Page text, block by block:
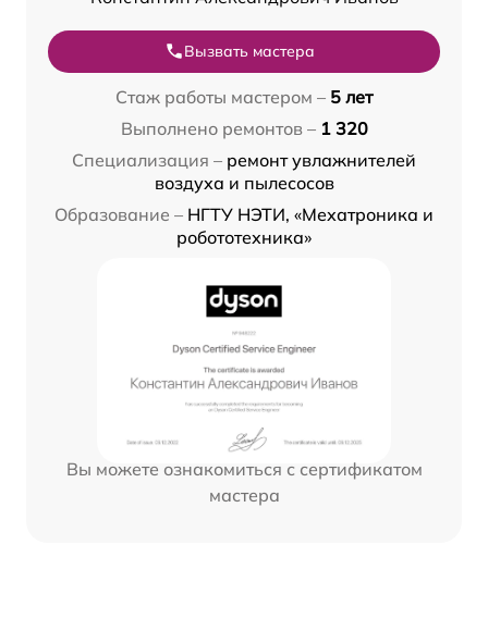
Вызвать мастера
Стаж работы мастером – 5 лет
Выполнено ремонтов – 1 320
Специализация – ремонт увлажнителей
воздуха и пылесосов
Образование – НГТУ НЭТИ, «Мехатроника и
робототехника»
Вы можете ознакомиться с сертификатом
мастера